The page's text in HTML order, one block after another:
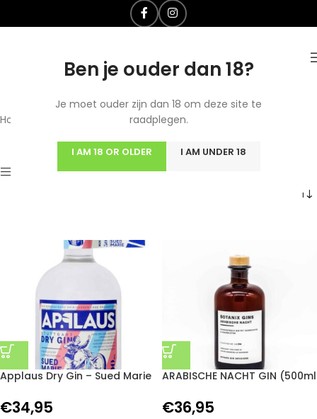
Ben je ouder dan 18?
Je moet ouder zijn dan 18 om deze site te
raadplegen.
I AM 18 OR OLDER I AM UNDER 18
Home
Show sidebar
Resultaat 1–24 van de 26
Applaus Dry Gin – Sued Marie
€34,95
ARABISCHE NACHT GIN (500ml
€36,95